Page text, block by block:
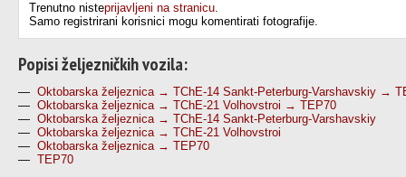
Trenutno nisteprijavljeni na stranicu.
Samo registrirani korisnici mogu komentirati fotografije.
Popisi željezničkih vozila:
— Oktobarska željeznica → TChE-14 Sankt-Peterburg-Varshavskiy →
— Oktobarska željeznica → TChE-21 Volhovstroi → TEP70
— Oktobarska željeznica → TChE-14 Sankt-Peterburg-Varshavskiy
— Oktobarska željeznica → TChE-21 Volhovstroi
— Oktobarska željeznica → TEP70
— TEP70